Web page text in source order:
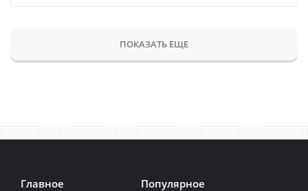
ПОКАЗАТЬ ЕЩЕ
Главное Популярное